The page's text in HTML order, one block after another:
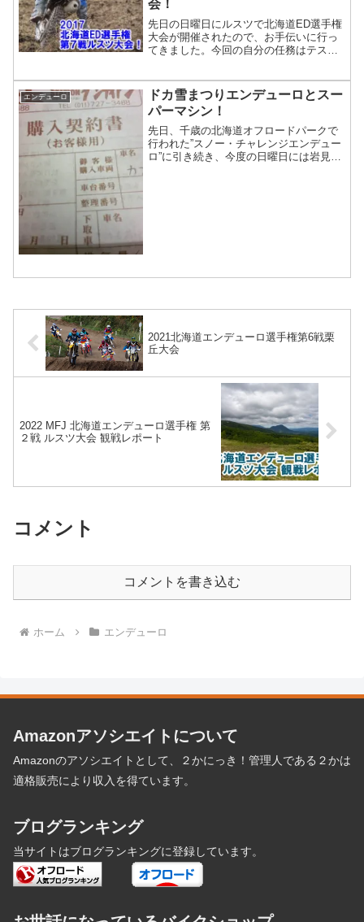
150分走りっぱなしで体力的に...
会！
先日の日曜日にルスツで北海道ED選手権
大会が開催されたので、お手伝いに行っ
てきました。今回の自分の任務はテスト
ーさんや中尉はバイクに乗ってテスト内
コース全体の点検。ハマさんは倒れた杭
の補修や切れたコーステープの補修
を・・・そして自分はあちこち動き...
エンデューロ
ドカ雪まつりエンデューロとスー
パーマシン！
先日、千歳の北海道オフロードパークで
行われた”スノー・チャレンジエンデュー
ロ”に引き続き、今度の日曜日には岩見沢
2021北海道エンデューロ選手権第6戦栗
丘大会
2022 MFJ 北海道エンデューロ選手権 第
２戦 ルスツ大会 観戦レポート
コメント
コメントを書き込む
ホーム エンデューロ
Amazonアソシエイトについて
Amazonのアソシエイトとして、２かにっき！管理人である２かは
適格販売により収入を得ています。
ブログランキング
当サイトはブログランキングに登録しています。